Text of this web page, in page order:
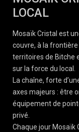
LOCAL
Mosaïk Cristal est
couvre, à la frontière
territoires de Bitche
sur la force du local.
La chaîne, forte
axes majeurs : être
équipement de
privé.
Chaque jour Mosaïk